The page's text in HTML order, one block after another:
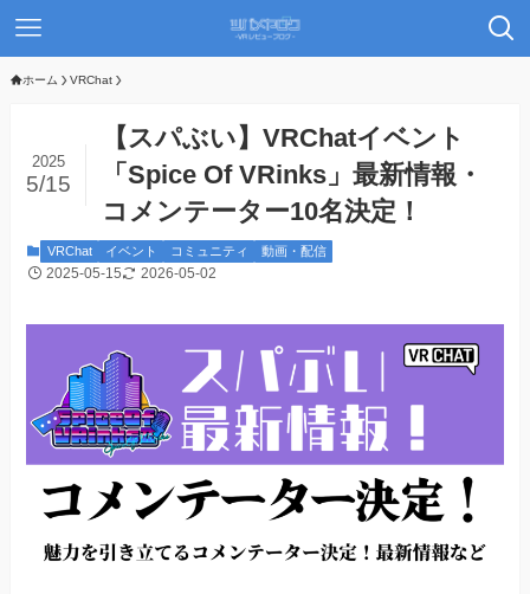
ホーム VRChat
【スパぶい】VRChatイベント
「Spice Of VRinks」最新情報・
コメンテーター10名決定！
2025
5/15
VRChat イベント コミュニティ 動画・配信
2025-05-15 2026-05-02